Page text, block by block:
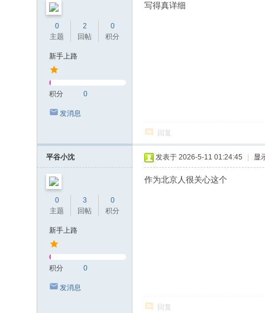
0
主题
2
回帖
0
积分
新手上路
积分 0
发消息
写得真详细
回复
平谷小沈
0
主题
3
回帖
0
积分
新手上路
积分 0
发消息
发表于 2026-5-11 01:24:45 显
作为北京人很关心这个
回复